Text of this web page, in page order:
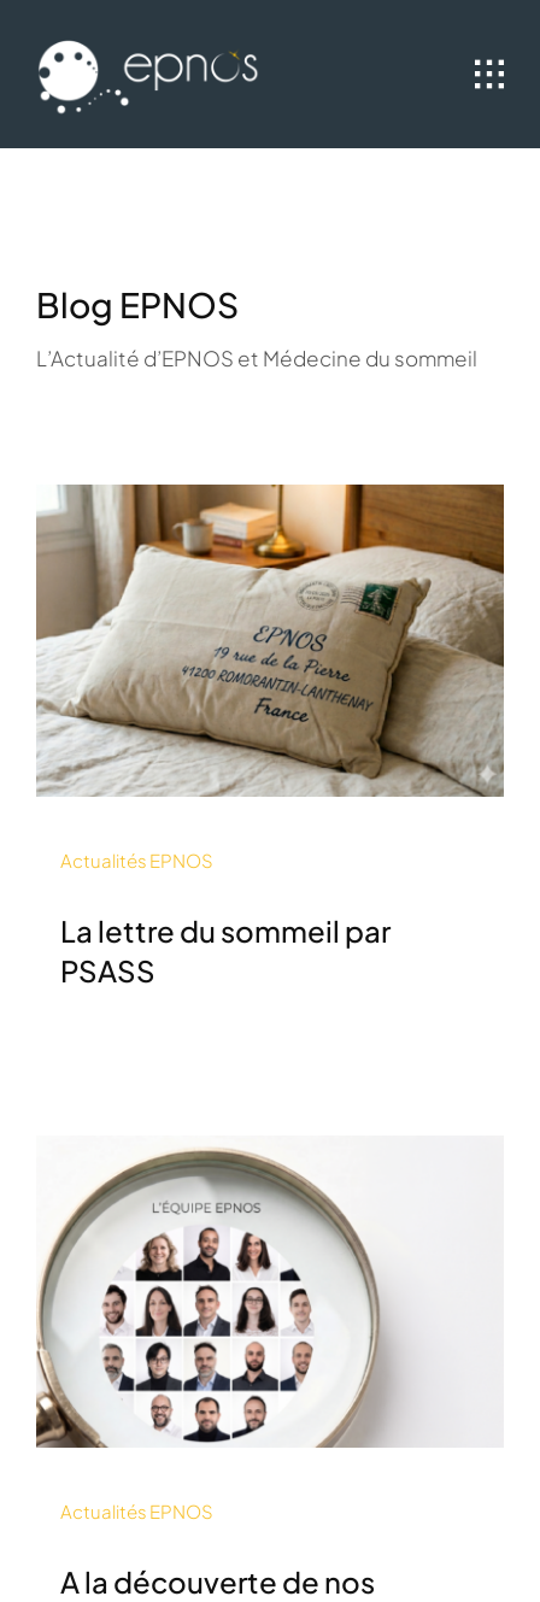
contenu
Blog EPNOS
L’Actualité d’EPNOS et Médecine du sommeil
Actualités EPNOS
La lettre du sommeil par
PSASS
Actualités EPNOS
A la découverte de nos